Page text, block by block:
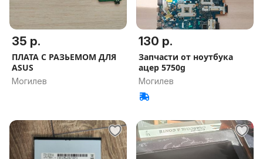
35 р.
ПЛАТА С РАЗЬЕМОМ ДЛЯ
ASUS
Могилев
130 р.
Запчасти от ноутбука
ацер 5750g
Могилев